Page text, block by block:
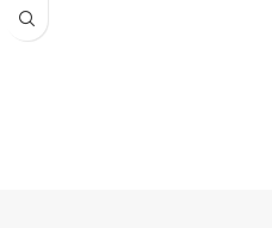
tangga, hotel, rumah makan,